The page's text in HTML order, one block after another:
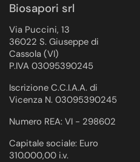
Biosapori srl
Via Puccini, 13
36022 S. Giuseppe di
Cassola (VI)
P.IVA 03095390245
Iscrizione C.C.I.A.A. di
Vicenza N. 03095390245
Numero REA: VI - 298602
Capitale sociale: Euro
310.000,00 i.v.